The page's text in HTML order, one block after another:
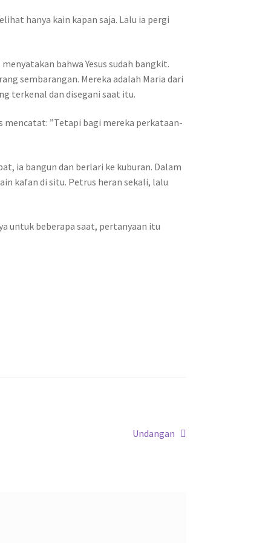
hanya kain kapan saja. Lalu ia pergi
bahwa Yesus sudah bangkit.
sembarangan. Mereka adalah Maria dari
terkenal dan disegani saat itu.
mencatat: ”Tetapi bagi mereka perkataan-
ia bangun dan berlari ke kuburan. Dalam
kafan di situ. Petrus heran sekali, lalu
untuk beberapa saat, pertanyaan itu
Next
Undangan